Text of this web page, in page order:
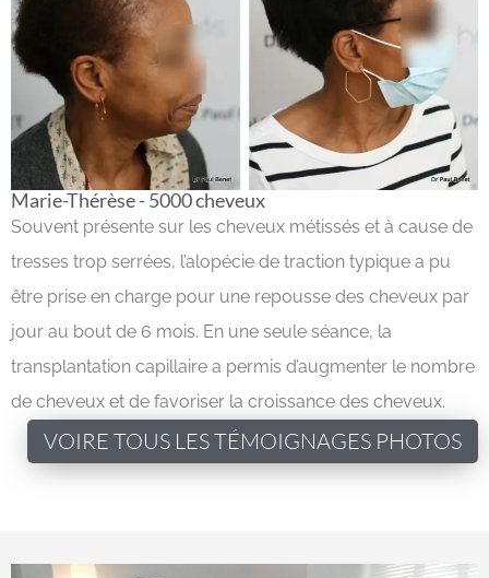
Marie-Thérèse - 5000 cheveux
Souvent présente sur les cheveux métissés et à cause de
tresses trop serrées, l’alopécie de traction typique a pu
être prise en charge pour une repousse des cheveux par
jour au bout de 6 mois. En une seule séance, la
transplantation capillaire a permis d’augmenter le nombre
de cheveux et de favoriser la croissance des cheveux.
VOIRE TOUS LES TÉMOIGNAGES PHOTOS